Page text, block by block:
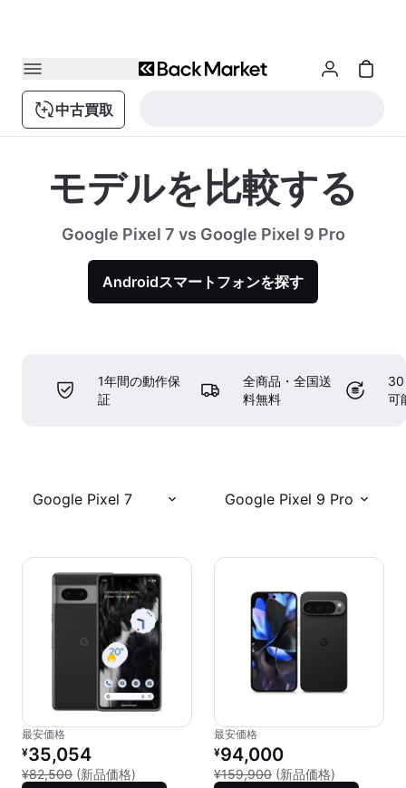
中古買取
モデルを比較する
Google Pixel 7 vs Google Pixel 9 Pro
Androidスマートフォンを探す
1年間の動作保
証
全商品・全国送
料無料
30
可
Google Pixel 7 Google Pixel 9 Pro
最安価格
リファービッシュ品の価格：
¥35,054
¥82,500 (新品価格) 新品との比較：¥82,500
最安価格
リファービッシュ品の価格：
¥94,000
¥159,900 (新品価格)